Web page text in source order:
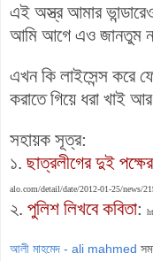
এই অস্ত্র আমার
আমি আগে এও জানতুম
এখন কি লাইসেন্স করে
করাতে গিয়ে ধরা খাই
সহায়ক সূত্র:
১. ছাত্রলীগের দুই
alo.com/detail/date/2012-01-25/news/
২. পুলিশ লিখবে কবিতা:
আলী মাহমেদ - ali mahmed